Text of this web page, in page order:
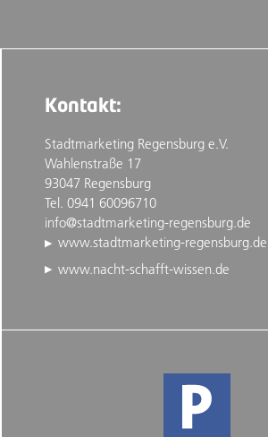
Kontakt:
Stadtmarketing Regensburg e.V.
Wahlenstraße 17
93047 Regensburg
Tel. 0941 60096710
info@stadtmarketing-regensburg.de
www.stadtmarketing-regensburg.de
www.nacht-schafft-wissen.de